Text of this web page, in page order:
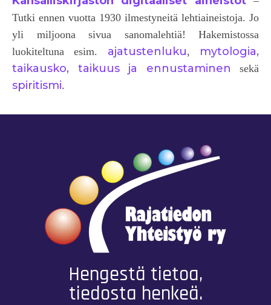
Tutki ennen vuotta 1930 ilmestyneitä lehtiaineistoja. Jo
yli miljoona sivua sanomalehtiä! Hakemistossa
luokiteltuna esim. ajatustenluku, mytologia,
taikausko, taikuus ja ennustaminen sekä
spiritismi.
Hengestä tietoa,
tiedosta henkeä.